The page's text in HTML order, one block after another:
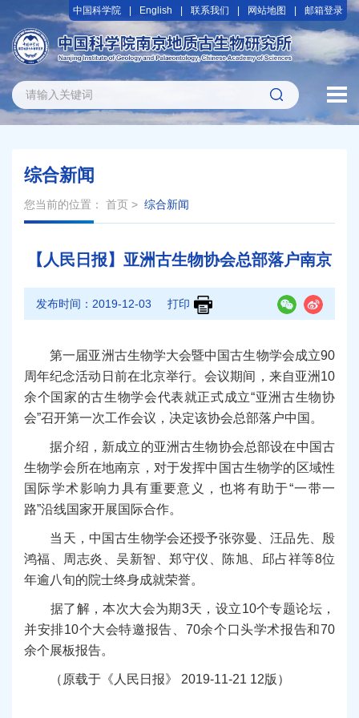
中国科学院 English 联系我们 网站地图 邮箱登录
综合新闻
您当前的位置： 首页 > 综合新闻
【人民日报】亚洲古生物协会总部落户南京
发布时间： 2019-12-03 打印
第一届亚洲古生物学大会暨中国古生物学会成立90
周年纪念活动日前在北京举行。会议期间，来自亚洲10
余个国家的古生物学会代表就正式成立“亚洲古生物协
会”召开第一次工作会议，决定该协会总部落户中国。
据介绍，新成立的亚洲古生物协会总部设在中国古
生物学会所在地南京，对于发挥中国古生物学的区域性
国际学术影响力具有重要意义，也将有助于“一带一
路”沿线国家开展国际合作。
当天，中国古生物学会还授予张弥曼、汪品先、殷
鸿福、周志炎、吴新智、郑守仪、陈旭、邱占祥等8位
年逾八旬的院士终身成就荣誉。
据了解，本次大会为期3天，设立10个专题论坛，
并安排10个大会特邀报告、70余个口头学术报告和70
余个展板报告。
（原载于《人民日报》 2019-11-21 12版）